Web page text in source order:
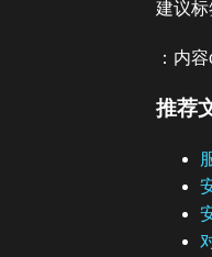
建议
：内
推荐